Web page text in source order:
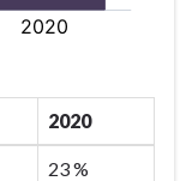
2020
23 %